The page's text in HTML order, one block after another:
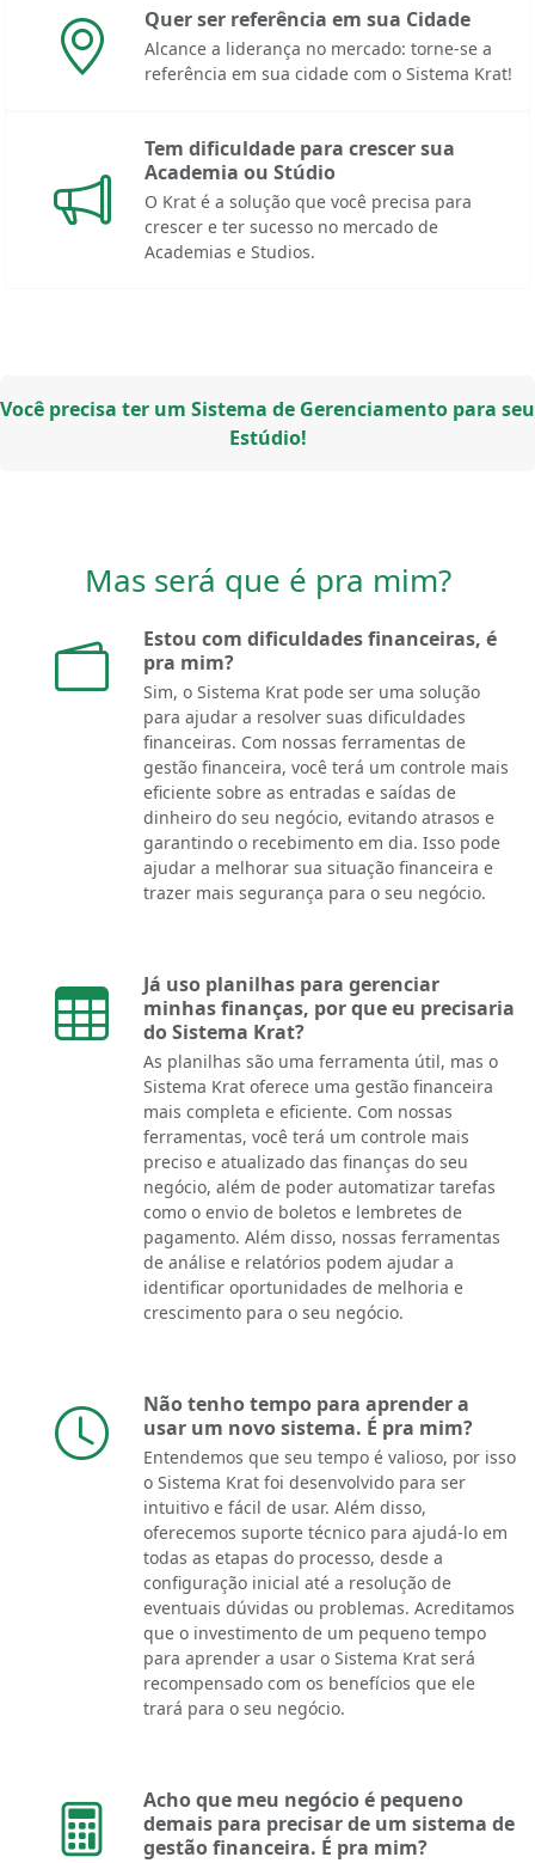
Quer ser referência em sua Cidade
Alcance a liderança no mercado: torne-se a
referência em sua cidade com o Sistema Krat!
Tem dificuldade para crescer sua
Academia ou Stúdio
O Krat é a solução que você precisa para
crescer e ter sucesso no mercado de
Academias e Studios.
Você precisa ter um Sistema de Gerenciamento para seu
Estúdio!
Mas será que é pra mim?
Estou com dificuldades financeiras, é
pra mim?
Sim, o Sistema Krat pode ser uma solução
para ajudar a resolver suas dificuldades
financeiras. Com nossas ferramentas de
gestão financeira, você terá um controle mais
eficiente sobre as entradas e saídas de
dinheiro do seu negócio, evitando atrasos e
garantindo o recebimento em dia. Isso pode
ajudar a melhorar sua situação financeira e
trazer mais segurança para o seu negócio.
Já uso planilhas para gerenciar
minhas finanças, por que eu precisaria
do Sistema Krat?
As planilhas são uma ferramenta útil, mas o
Sistema Krat oferece uma gestão financeira
mais completa e eficiente. Com nossas
ferramentas, você terá um controle mais
preciso e atualizado das finanças do seu
negócio, além de poder automatizar tarefas
como o envio de boletos e lembretes de
pagamento. Além disso, nossas ferramentas
de análise e relatórios podem ajudar a
identificar oportunidades de melhoria e
crescimento para o seu negócio.
Não tenho tempo para aprender a
usar um novo sistema. É pra mim?
Entendemos que seu tempo é valioso, por isso
o Sistema Krat foi desenvolvido para ser
intuitivo e fácil de usar. Além disso,
oferecemos suporte técnico para ajudá-lo em
todas as etapas do processo, desde a
configuração inicial até a resolução de
eventuais dúvidas ou problemas. Acreditamos
que o investimento de um pequeno tempo
para aprender a usar o Sistema Krat será
recompensado com os benefícios que ele
trará para o seu negócio.
Acho que meu negócio é pequeno
demais para precisar de um sistema de
gestão financeira. É pra mim?